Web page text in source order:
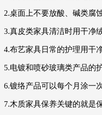
2.桌面上不要放酸、碱类腐
3.真皮类家具清洁时用干净
4.布艺家具日常的护理用干
5.电镀和喷砂玻璃类产品的
6.镀络产品可以每个月涂一
7.木质家具保养关键的就是